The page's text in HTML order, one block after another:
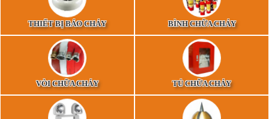
THIẾT BỊ BÁO CHÁY BÌNH CHỮA CHÁY
VÒI CHỮA CHÁY TỦ CHỮA CHÁY